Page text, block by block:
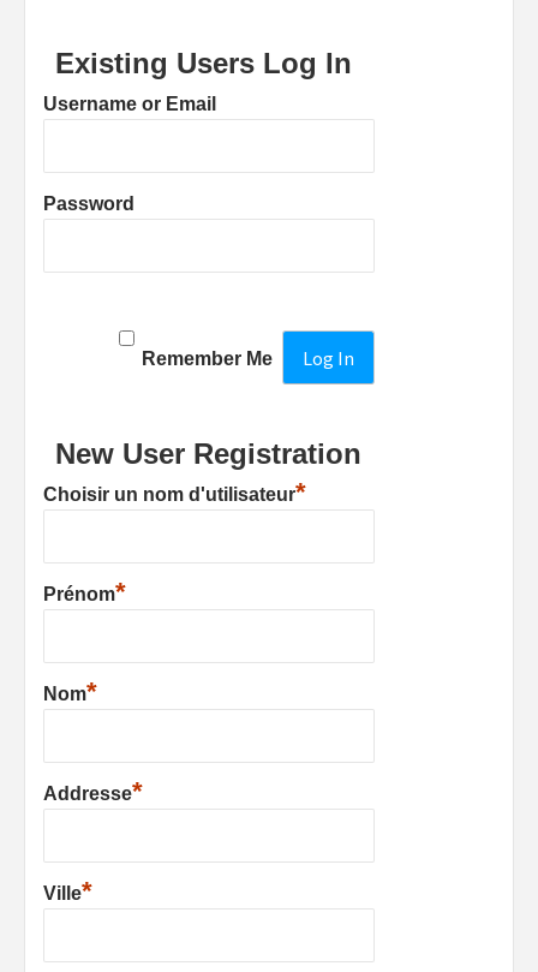
Existing Users Log In
Username or Email
Password
Remember Me
New User Registration
Choisir un nom d'utilisateur*
Prénom*
Nom*
Addresse*
Ville*